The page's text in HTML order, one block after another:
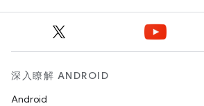
深入瞭解 ANDROID
Android